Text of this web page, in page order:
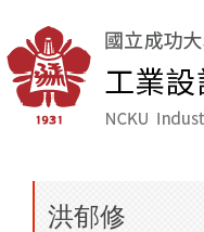
到
主
要
洪郁修